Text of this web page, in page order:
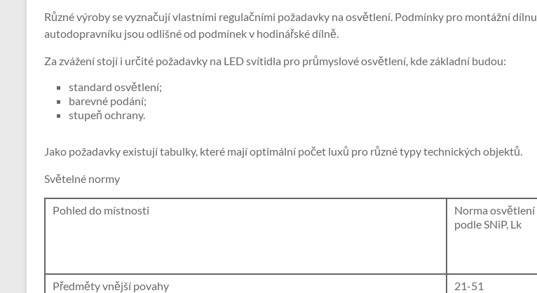
Různé výroby se vyznačují vlastními regulačními požadavky na osvětlení. Podmínky pro montážní dílnu
autodopravníku jsou odlišné od podmínek v hodinářské dílně.
Za zvážení stojí i určité požadavky na LED svítidla pro průmyslové osvětlení, kde základní budou:
standard osvětlení;
barevné podání;
stupeň ochrany.
Jako požadavky existují tabulky, které mají optimální počet luxů pro různé typy technických objektů.
Světelné normy
Pohled do místnosti
Norma osvětlení
podle SNiP, Lk
Předměty vnější povahy
21-51